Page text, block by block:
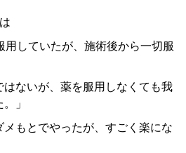
用していたが、施術後から一切服
はないが、薬を服用しなくても我
」
メもとでやったが、すごく楽にな